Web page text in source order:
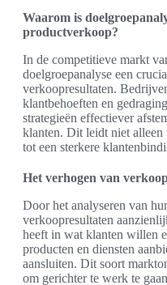
Waarom is
productverkoop?
In de competitieve markt
doelgroepanalyse een
verkoopresultaten.
klantbehoeften en
strategieën effectiever
klanten. Dit leidt niet alleen
tot een sterkere
Het verhogen van
Door het analyseren van
verkoopresultaten
heeft in wat klanten willen
producten en diensten
aansluiten. Dit soort
om gerichter te werk te